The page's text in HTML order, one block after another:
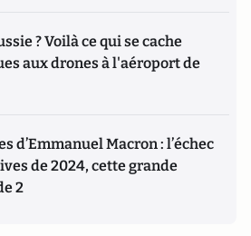
? Voilà ce qui se cache
aux drones à l'aéroport de
d’Emmanuel Macron : l’échec
de 2024, cette grande
2